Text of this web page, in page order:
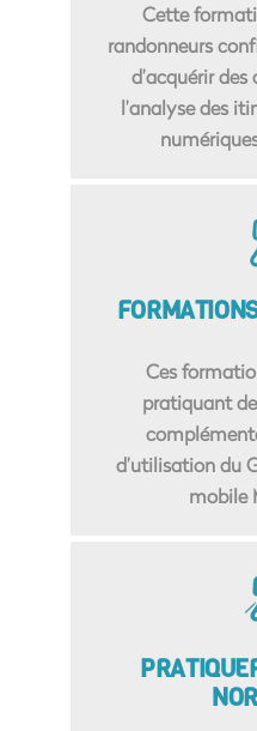
Cette
randonneurs
d’acquérir
l’analyse des
Ces
pratiquant
d’utilisation du
mobile